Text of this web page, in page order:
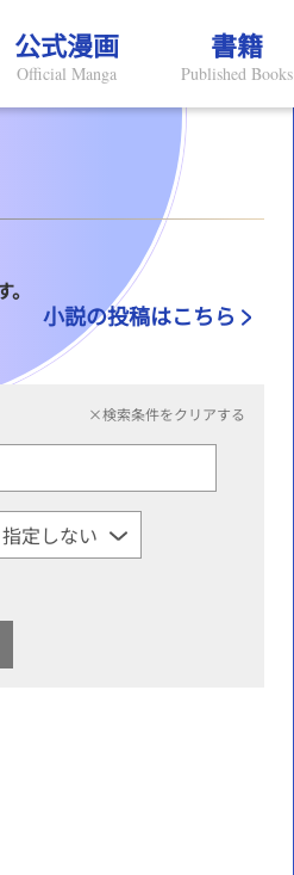
公式漫画
Official Manga
書籍
Published Books
小説の投稿はこちら
×検索条件をクリアする